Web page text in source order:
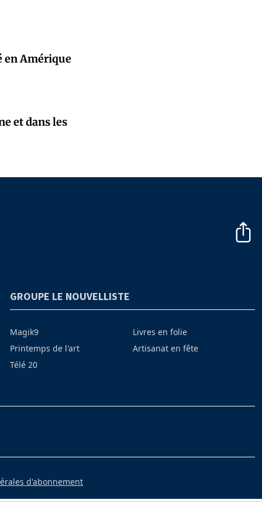
en Amérique
et dans les
GROUPE LE NOUVELLISTE
Magik9
Printemps de l'art
Télé 20
Livres en folie
Artisanat en fête
d'abonnement